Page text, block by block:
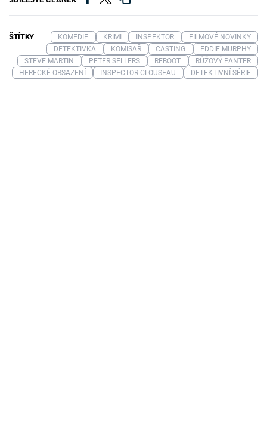
ŠTÍTKY KOMEDIE KRIMI INSPEKTOR
FILMOVÉ NOVINKY
DETEKTIVKA
KOMISAŘ CASTING
EDDIE MURPHY
STEVE MARTIN
PETER SELLERS REBOOT
RŮŽOVÝ PANTER
HERECKÉ OBSAZENÍ
INSPECTOR CLOUSEAU DETEKTIVNÍ SÉRIE